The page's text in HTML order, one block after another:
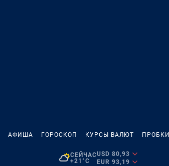
АФИША ГОРОСКОП КУРСЫ ВАЛЮТ ПРОБКИ
СЕЙЧАС
+21°C
USD 80,93
EUR 93,19